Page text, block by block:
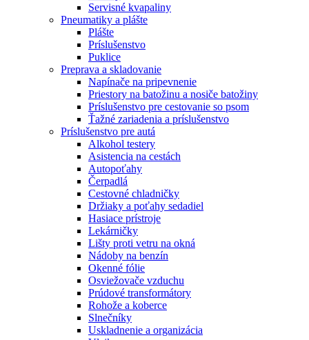
Servisné kvapaliny
Pneumatiky a plášte
Plášte
Príslušenstvo
Puklice
Preprava a skladovanie
Napínače na pripevnenie
Priestory na batožinu a nosiče batožiny
Príslušenstvo pre cestovanie so psom
Ťažné zariadenia a príslušenstvo
Príslušenstvo pre autá
Alkohol testery
Asistencia na cestách
Autopoťahy
Čerpadlá
Cestovné chladničky
Držiaky a poťahy sedadiel
Hasiace prístroje
Lekárničky
Lišty proti vetru na okná
Nádoby na benzín
Okenné fólie
Osviežovače vzduchu
Prúdové transformátory
Rohože a koberce
Slnečníky
Uskladnenie a organizácia